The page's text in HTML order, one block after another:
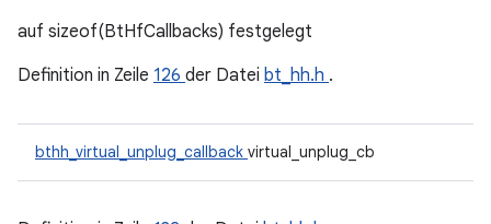
auf sizeof(BtHfCallbacks) festgelegt
Definition in Zeile 126 der Datei bt_hh.h .
bthh_virtual_unplug_callback virtual_unplug_cb